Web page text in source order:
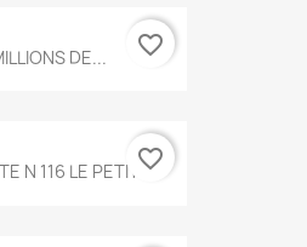
DE... favorite_border
N 116 LE PETIT...favorite_border